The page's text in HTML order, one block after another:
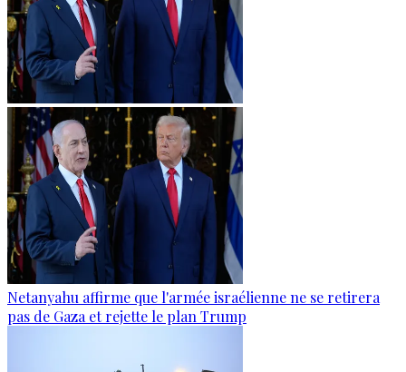
Netanyahu affirme que l'armée israélienne ne se retirera
pas de Gaza et rejette le plan Trump